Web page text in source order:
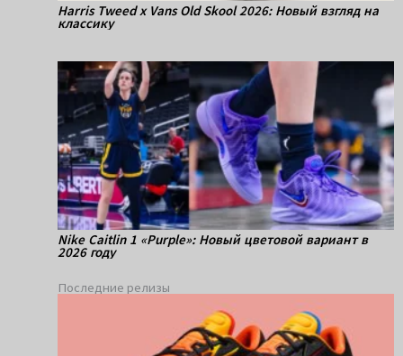
Harris Tweed x Vans Old Skool 2026: Новый взгляд на
классику
Nike Caitlin 1 «Purple»: Новый цветовой вариант в
2026 году
Последние релизы